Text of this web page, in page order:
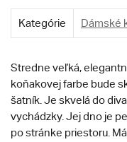
Kategórie Dámské
Stredne veľká,
koňakovej farbe bude
šatník. Je skvelá do
vychádzky. Jej dno je
po stránke priestoru.